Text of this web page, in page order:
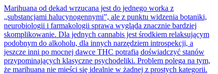
Marihuana od dekad wrzucana jest do jednego worka z
„substancjami halucynogennymi”, ale z punktu widzenia botaniki,
neurobiologii i farmakologii sprawa wygląda znacznie bardziej
skomplikowanie. Dla jednych cannabis jest środkiem relaksującym
podobnym do alkoholu, dla innych narzędziem introspekcji, a
jeszcze inni po mocnej dawce THC potrafią doświadczyć stanów
przypominających klasyczne psychodeliki. Problem polega na tym,
że marihuana nie mieści się idealnie w żadnej z prostych kategorii.